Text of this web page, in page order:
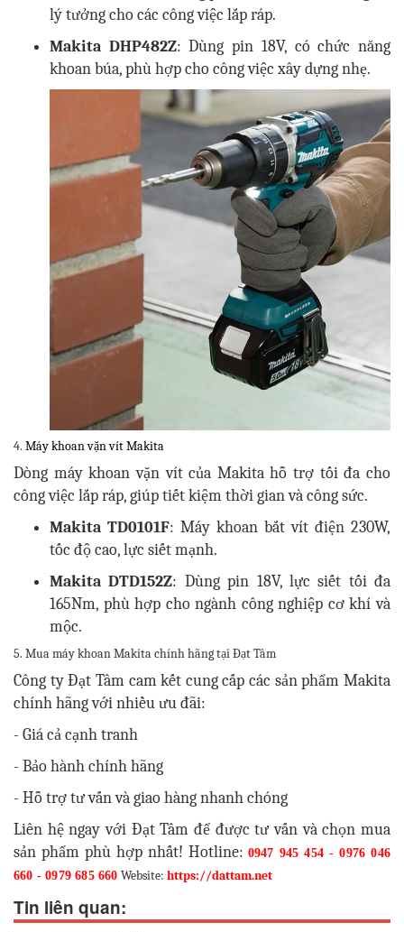
lý tưởng cho các công việc lắp ráp.
Makita DHP482Z: Dùng pin 18V, có chức năng
khoan búa, phù hợp cho công việc xây dựng nhẹ.
4. Máy khoan vặn vít Makita
Dòng máy khoan vặn vít của Makita hỗ trợ tối đa cho
công việc lắp ráp, giúp tiết kiệm thời gian và công sức.
Makita TD0101F: Máy khoan bắt vít điện 230W,
tốc độ cao, lực siết mạnh.
Makita DTD152Z: Dùng pin 18V, lực siết tối đa
165Nm, phù hợp cho ngành công nghiệp cơ khí và
mộc.
5. Mua máy khoan Makita chính hãng tại Đạt Tâm
Công ty Đạt Tâm cam kết cung cấp các sản phẩm Makita
chính hãng với nhiều ưu đãi:
- Giá cả cạnh tranh
- Bảo hành chính hãng
- Hỗ trợ tư vấn và giao hàng nhanh chóng
Liên hệ ngay với Đạt Tâm để được tư vấn và chọn mua
sản phẩm phù hợp nhất! Hotline: 0947 945 454-0976 046
660 -0979 685 660 Website: https://dattam.net
Tin liên quan: